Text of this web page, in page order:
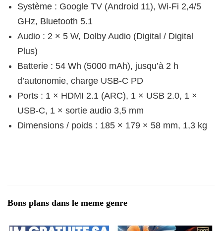
Système : Google TV (Android 11), Wi‑Fi 2,4/5
GHz, Bluetooth 5.1
Audio : 2 × 5 W, Dolby Audio (Digital / Digital
Plus)
Batterie : 54 Wh (5000 mAh), jusqu’à 2 h
d’autonomie, charge USB‑C PD
Ports : 1 × HDMI 2.1 (ARC), 1 × USB 2.0, 1 ×
USB‑C, 1 × sortie audio 3,5 mm
Dimensions / poids : 185 × 179 × 58 mm, 1,3 kg
Bons plans dans le meme genre